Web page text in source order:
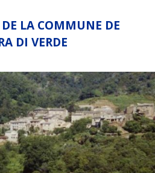
LA COMMUNE DE
DI VERDE